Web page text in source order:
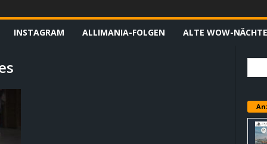
INSTAGRAM ALLIMANIA-FOLGEN ALTE WOW-NÄCHTE